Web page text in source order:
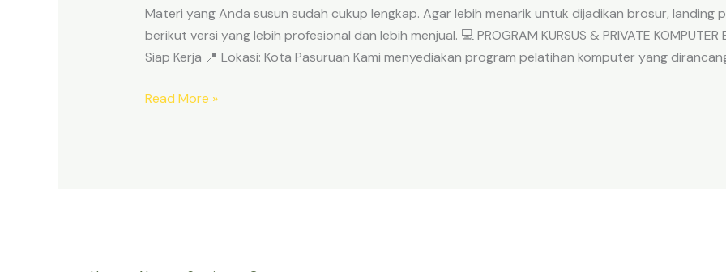
Materi yang Anda susun sudah cukup lengkap. Agar lebih menarik untuk dijadikan brosur, landing
berikut versi yang lebih profesional dan lebih menjual. 💻 PROGRAM KURSUS & PRIVATE
Siap Kerja 📍 Lokasi: Kota Pasuruan Kami menyediakan program pelatihan komputer yang
Microsoft
Office
Pasuruan
Read More »